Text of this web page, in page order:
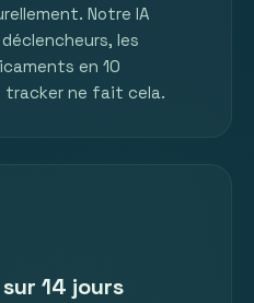
Notre IA
les
en 10
tracker ne fait cela.
14 jours